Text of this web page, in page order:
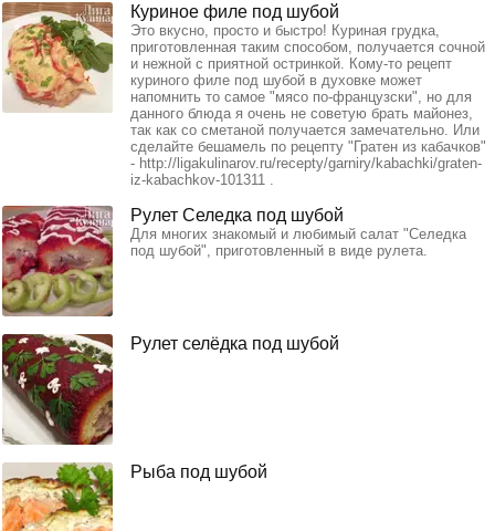
Куриное филе под шубой
Это вкусно, просто и быстро! Куриная грудка,
приготовленная таким способом, получается сочной
и нежной с приятной остринкой. Кому-то рецепт
куриного филе под шубой в духовке может
напомнить то самое "мясо по-французски", но для
данного блюда я очень не советую брать майонез,
так как со сметаной получается замечательно. Или
сделайте бешамель по рецепту "Гратен из кабачков"
- http://ligakulinarov.ru/recepty/garniry/kabachki/graten-
iz-kabachkov-101311 .
Рулет Селедка под шубой
Для многих знакомый и любимый салат "Селедка
под шубой", приготовленный в виде рулета.
Рулет селёдка под шубой
Рыба под шубой